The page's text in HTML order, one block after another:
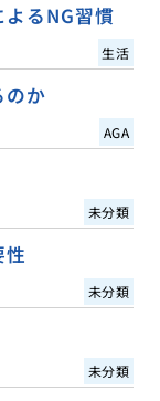
るNG習慣
生活
のか
AGA
未分類
性
未分類
未分類